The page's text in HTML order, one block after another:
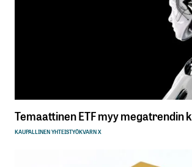
Temaattinen ETF myy megatrendin
KAUPALLINEN YHTEISTYÖKVARN X